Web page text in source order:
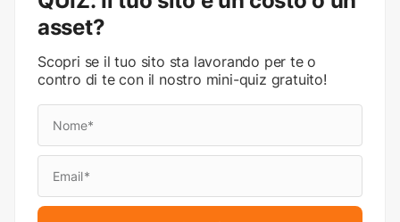
asset?
Scopri se il tuo sito sta lavorando per te o
contro di te con il nostro mini-quiz gratuito!